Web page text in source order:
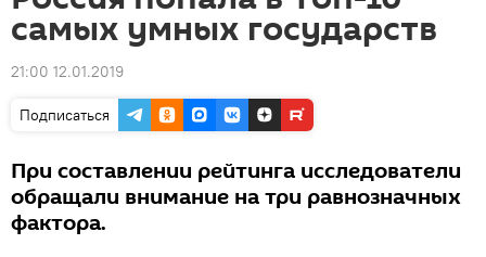
самых умных государств
21:00 12.01.2019
Подписаться
При составлении рейтинга исследователи
обращали внимание на три равнозначных
фактора.